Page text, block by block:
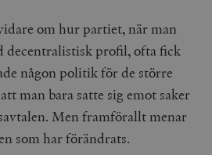
om hur partiet, när man
decentralistisk profil, ofta fick
någon politik för de större
man bara satte sig emot saker
Men framförallt menar
som har förändrats.